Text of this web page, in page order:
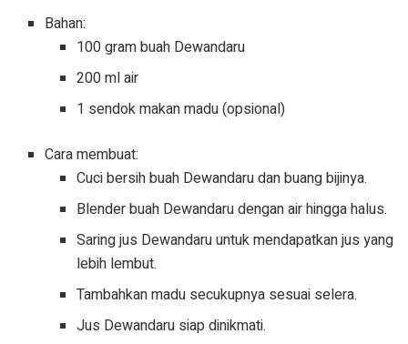
Bahan:
100 gram buah Dewandaru
200 ml air
1 sendok makan madu (opsional)
Cara membuat:
Cuci bersih buah Dewandaru dan buang bijinya.
Blender buah Dewandaru dengan air hingga halus.
Saring jus Dewandaru untuk mendapatkan jus yang
lebih lembut.
Tambahkan madu secukupnya sesuai selera.
Jus Dewandaru siap dinikmati.